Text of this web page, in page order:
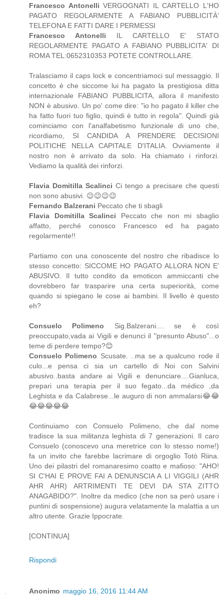
Francesco Antonelli VERGOGNATI IL CARTELLO L'HO
PAGATO REGOLARMENTE A FABIANO PUBBLICITÀ'
TELEFONA E FATTI DARE I PERMESSI
Francesco Antonelli IL CARTELLO E' STATO
REGOLARMENTE PAGATO A FABIANO PUBBLICITA' DI
ROMA TEL:0652310353 POTETE CONTROLLARE.
Tralasciamo il caps lock e concentriamoci sul messaggio. Il
concetto è che siccome lui ha pagato la prestigiosa ditta
internazionale FABIANO PUBBLICITA, allora il manifesto
NON è abusivo. Un po' come dire: "io ho pagato il killer che
ha fatto fuori tuo figlio, quindi è tutto in regola". Quindi già
cominciamo con l'analfabetismo funzionale di uno che,
ricordiamo, SI CANDIDA A PRENDERE DECISIONI
POLITICHE NELLA CAPITALE D'ITALIA. Ovviamente il
nostro non è arrivato da solo. Ha chiamato i rinforzi.
Vediamo la qualità dei rinforzi.
Flavia Domitilla Scalinci Ci tengo a precisare che questi
non sono abusivi. 😉😉😉😉
Fernando Balzerani Peccato che ti sbagli
Flavia Domitilla Scalinci Peccato che non mi sbaglio
affatto, perché conosco Francesco ed ha pagato
regolarmente!!
Partiamo con una conoscente del nostro che ribadisce lo
stesso concetto: SICCOME HO PAGATO ALLORA NON E'
ABUSIVO. Il tutto condito da emoticon ammiccanti che
dovrebbero far trasparire una certa superiorità, come
quando si spiegano le cose ai bambini. Il livello è questo
eh?
Consuelo Polimeno Sig.Balzerani.... se è così
preoccupato,vada ai Vigili e denunci il "presunto Abuso"...o
teme di perdere tempo?😊
Consuelo Polimeno Scusate. ..ma se a qualcuno rode il
culo...e pensa ci sia un cartello di Noi con Salvini
abusivo..basta andare ai Vigili e denunciare....Gianluca,
prepari una terapia per il suo fegato...da médico ,da
Leghista e da Calabrese...le auguro di non ammalarsi😂😂
😂😂😂😂😂
Continuiamo con Consuelo Polimeno, che dal nome
tradisce la sua militanza leghista di 7 generazioni. Il caro
Consuelo (conoscevo una meretrice con lo stesso nome!)
fa un invito che farebbe lacrimare di orgoglio Totò Riina.
Uno dei pilastri del romanaresimo coatto e mafioso: "AHO!
SI C'HAI E PROVE FAI A DENUNSCIA A LI VIGGILI (AHR
AHR AHR) ARTRIMENTI TE DEVI DA STA ZITTO
ANAGABIDO?". Inoltre da medico (che non sa però usare i
puntini di sospensione) augura velatamente la malattia a un
altro utente. Grazie Ippocrate.
[CONTINUA]
Rispondi
Anonimo maggio 16, 2016 11:44 AM